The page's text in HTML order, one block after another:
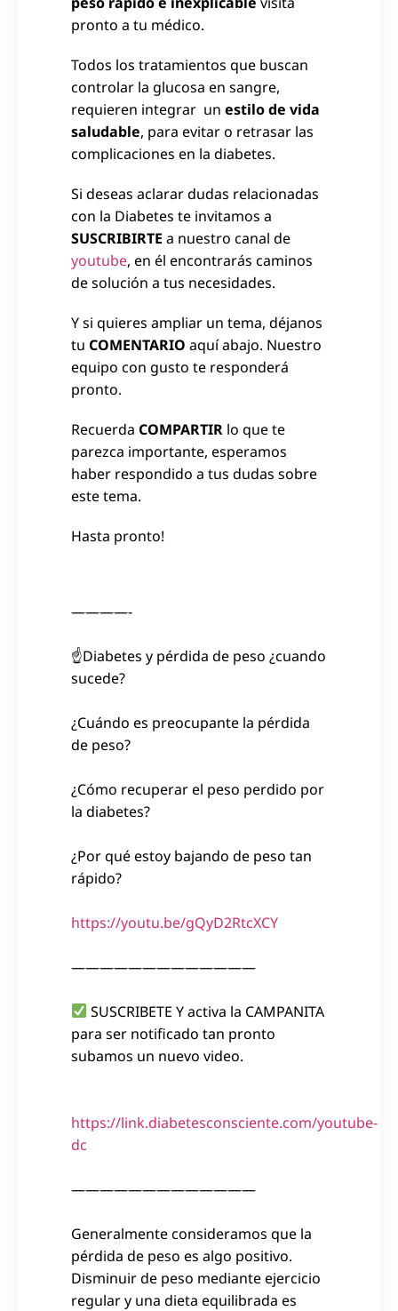
pronto a tu médico.
Todos los tratamientos que buscan
controlar la glucosa en sangre,
requieren integrar un estilo de vida
saludable, para evitar o retrasar las
complicaciones en la diabetes.
Si deseas aclarar dudas relacionadas
con la Diabetes te invitamos a
SUSCRIBIRTE a nuestro canal de
youtube, en él encontrarás caminos
de solución a tus necesidades.
Y si quieres ampliar un tema, déjanos
tu COMENTARIO aquí abajo. Nuestro
equipo con gusto te responderá
pronto.
Recuerda COMPARTIR lo que te
parezca importante, esperamos
haber respondido a tus dudas sobre
este tema.
Hasta pronto!
————-
☝Diabetes y pérdida de peso ¿cuando
sucede?
¿Cuándo es preocupante la pérdida
de peso?
¿Cómo recuperar el peso perdido por
la diabetes?
¿Por qué estoy bajando de peso tan
rápido?
https://youtu.be/gQyD2RtcXCY
—————————————
SUSCRIBETE Y activa la CAMPANITA
para ser notificado tan pronto
subamos un nuevo video.
https://link.diabetesconsciente.com/youtube-
dc
—————————————
Generalmente consideramos que la
pérdida de peso es algo positivo.
Disminuir de peso mediante ejercicio
regular y una dieta equilibrada es